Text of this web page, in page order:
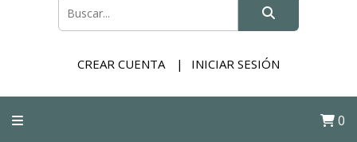
CREAR CUENTA INICIAR SESIÓN
0